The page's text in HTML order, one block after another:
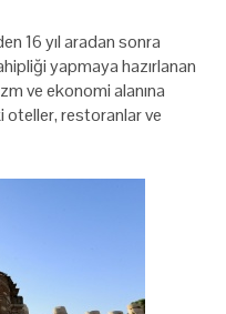
16 yıl aradan sonra
yapmaya hazırlanan
ve ekonomi alanına
oteller, restoranlar ve